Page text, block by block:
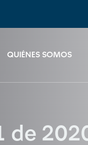
QUIÉNES SOMOS
de